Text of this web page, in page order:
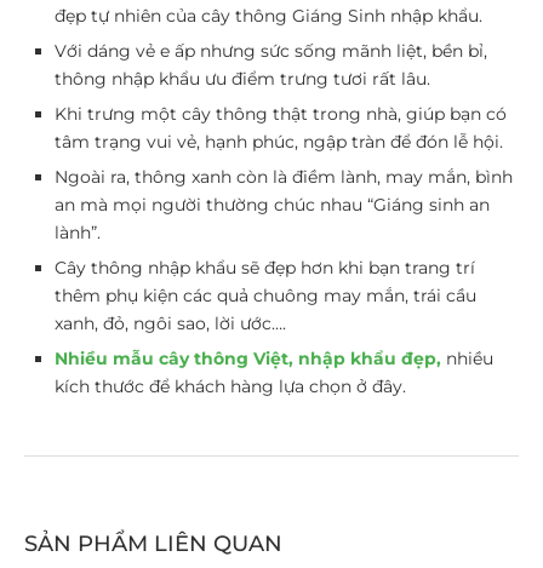
đẹp tự nhiên của cây thông Giáng Sinh nhập khẩu.
Với dáng vẻ e ấp nhưng sức sống mãnh liệt, bền bỉ,
thông nhập khẩu ưu điểm trưng tươi rất lâu.
Khi trưng một cây thông thật trong nhà, giúp bạn có
tâm trạng vui vẻ, hạnh phúc, ngập tràn để đón lễ hội.
Ngoài ra, thông xanh còn là điềm lành, may mắn, bình
an mà mọi người thường chúc nhau “Giáng sinh an
lành”.
Cây thông nhập khẩu sẽ đẹp hơn khi bạn trang trí
thêm phụ kiện các quả chuông may mắn, trái cầu
xanh, đỏ, ngôi sao, lời ước….
Nhiều mẫu cây thông Việt, nhập khẩu đẹp, nhiều
kích thước để khách hàng lựa chọn ở đây.
SẢN PHẨM LIÊN QUAN